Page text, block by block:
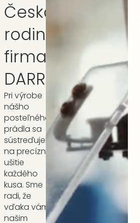
Česká
rodinná
firma
DARRÉ
Pri výrobe
nášho
posteľného
prádla sa
sústreďujeme
na precízne
ušitie
každého
kusa. Sme
radi, že
vďaka vám,
našim